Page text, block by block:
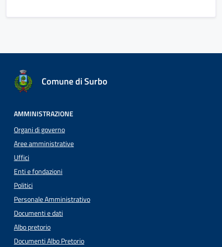
Comune di Surbo
AMMINISTRAZIONE
Organi di governo
Aree amministrative
Uffici
Enti e fondazioni
Politici
Personale Amministrativo
Documenti e dati
Albo pretorio
Documenti Albo Pretorio